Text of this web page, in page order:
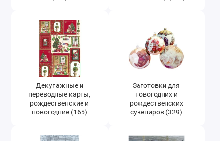
Декоративные элементы и украшения
новогодние (346)
Новогодние и рождественские наклейки и
натирки (21)
Новогодняя бумага для скрапбукинга,
заготовки для открыток (48)
Микроблестки (глиттер), микробисер (47)
Декупажные и
переводные карты,
рождественские и
новогодние (165)
Заготовки для
новогодних и
рождественских
сувениров (329)